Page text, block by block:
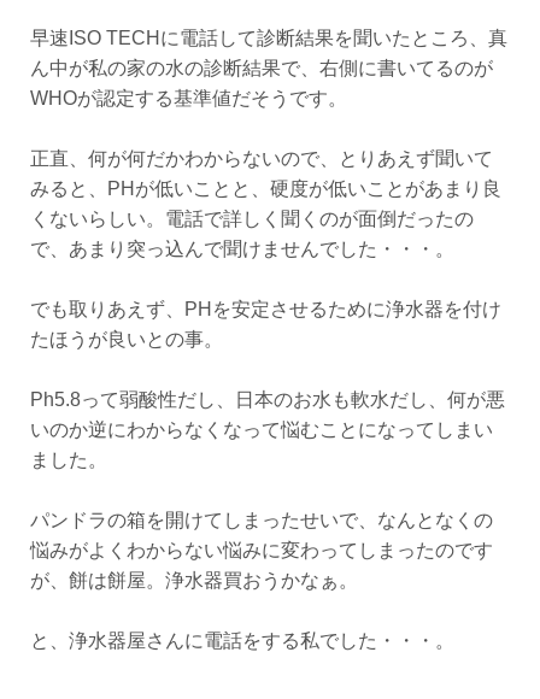
早速ISO TECHに電話して診断結果を聞いたところ、真
ん中が私の家の水の診断結果で、右側に書いてるのが
WHOが認定する基準値だそうです。
正直、何が何だかわからないので、とりあえず聞いて
みると、PHが低いことと、硬度が低いことがあまり良
くないらしい。電話で詳しく聞くのが面倒だったの
で、あまり突っ込んで聞けませんでした・・・。
でも取りあえず、PHを安定させるために浄水器を付け
たほうが良いとの事。
Ph5.8って弱酸性だし、日本のお水も軟水だし、何が悪
いのか逆にわからなくなって悩むことになってしまい
ました。
パンドラの箱を開けてしまったせいで、なんとなくの
悩みがよくわからない悩みに変わってしまったのです
が、餅は餅屋。浄水器買おうかなぁ。
と、浄水器屋さんに電話をする私でした・・・。